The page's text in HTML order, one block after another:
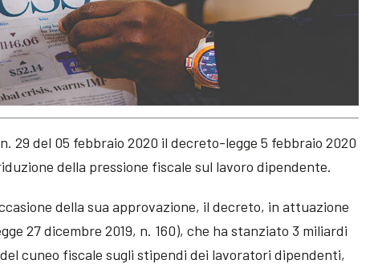
29 del 05 febbraio 2020 il decreto-legge 5 febbraio 2020
della pressione fiscale sul lavoro dipendente.
della sua approvazione, il decreto, in attuazione
27 dicembre 2019, n. 160), che ha stanziato 3 miliardi
cuneo fiscale sugli stipendi dei lavoratori dipendenti,